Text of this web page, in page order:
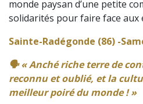
monde paysan d’une petite
solidarités pour faire face aux
Sainte-Radégonde (86) -
🗣️ « Anché riche terre de
reconnu et oublié, et la
meilleur poiré du monde ! »